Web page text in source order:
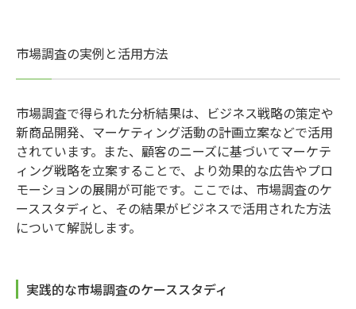
市場調査の実例と活用方法
市場調査で得られた分析結果は、ビジネス戦略の策定や
新商品開発、マーケティング活動の計画立案などで活用
されています。また、顧客のニーズに基づいてマーケテ
ィング戦略を立案することで、より効果的な広告やプロ
モーションの展開が可能です。ここでは、市場調査のケ
ーススタディと、その結果がビジネスで活用された方法
について解説します。
実践的な市場調査のケーススタディ